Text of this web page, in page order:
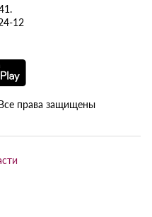
12
права защищены